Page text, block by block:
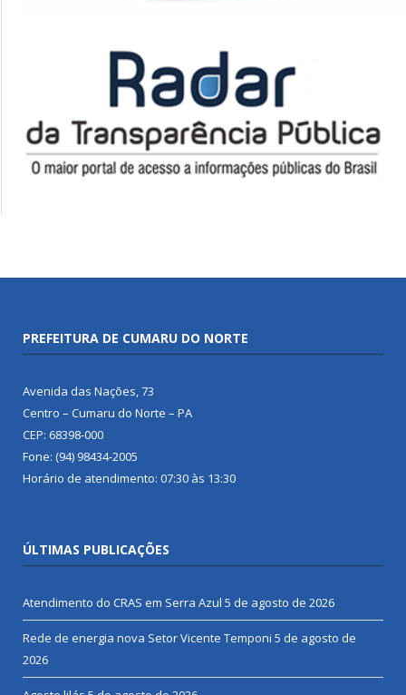
PREFEITURA DE CUMARU DO NORTE
Avenida das Nações, 73
Centro – Cumaru do Norte – PA
CEP: 68398-000
Fone: (94) 98434-2005
Horário de atendimento: 07:30 às 13:30
ÚLTIMAS PUBLICAÇÕES
Atendimento do CRAS em Serra Azul 5 de agosto de 2026
Rede de energia nova Setor Vicente Temponi 5 de agosto de
2026